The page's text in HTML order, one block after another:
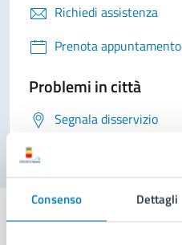
Consenso Dettagli
Richiedi assistenza
Prenota appuntamento
Problemi in città
Segnala disservizio